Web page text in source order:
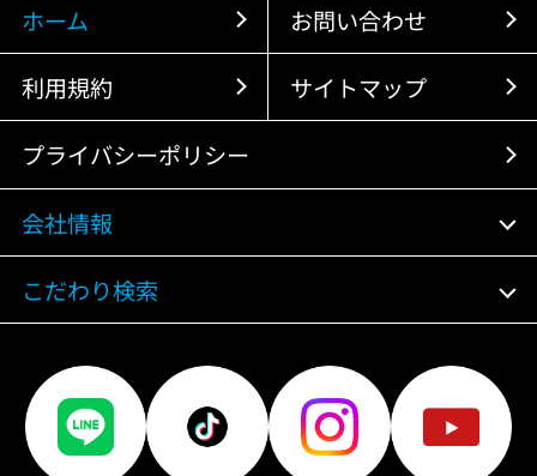
ホーム お問い合わせ
利用規約 サイトマップ
プライバシーポリシー
会社情報
こだわり検索